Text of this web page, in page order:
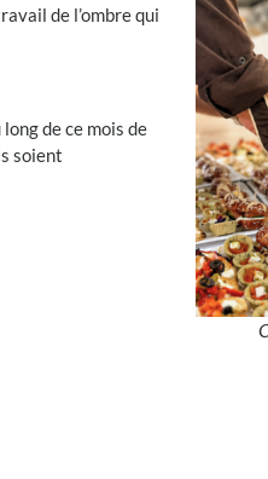
de l’ombre qui
de ce mois de
soient